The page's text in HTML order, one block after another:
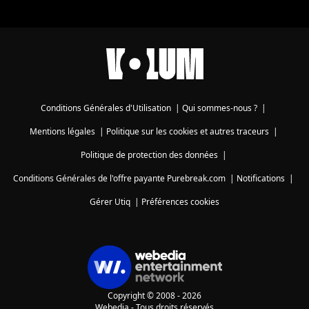
Conditions Générales d'Utilisation | Qui sommes-nous ? |
Mentions légales| Politique sur les cookies et autres traceurs|
Politique de protection des données|
Conditions Générales de l'offre payante Purebreak.com | Notifications |
Gérer Utiq | Préférences cookies
Copyright © 2008 - 2026